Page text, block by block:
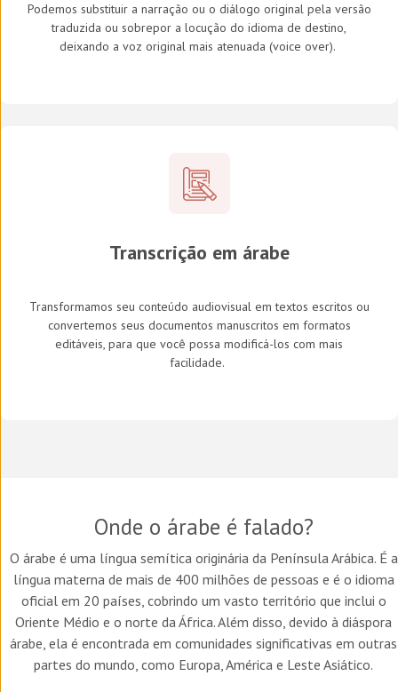
Podemos substituir a narração ou o diálogo original pela versão
traduzida ou sobrepor a locução do idioma de destino,
deixando a voz original mais atenuada (voice over).
Transcrição em árabe
Transformamos seu conteúdo audiovisual em textos escritos ou
convertemos seus documentos manuscritos em formatos
editáveis, para que você possa modificá-los com mais
facilidade.
Onde o árabe é falado?
O árabe é uma língua semítica originária da Península Arábica. É a
língua materna de mais de 400 milhões de pessoas e é o idioma
oficial em 20 países, cobrindo um vasto território que inclui o
Oriente Médio e o norte da África. Além disso, devido à diáspora
árabe, ela é encontrada em comunidades significativas em outras
partes do mundo, como Europa, América e Leste Asiático.